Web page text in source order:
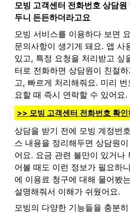
모빙 고객센터 전화번호 상담원
두니 든든하더라고요
모빙 서비스를 이용하다 보면
문의사항이 생기게 돼요. 앱 사
있고, 특정 요청을 처리받고 싶
터로 전화하면 상담원이 친절
고, 빠르게 처리해줘요. 미리
요할 때 즉시 연락할 수 있어요.
>> 모빙 고객센터 전화번호 확인
상담을 받기 전에 모빙 계정번
스 내용을 정리해두면 상담원
어요. 요금 관련 불만이 있거나
어볼 때도 이런 정보가 필요하
에 이용료 청구에 대해 물어봤
설명해줘서 이해가 쉬웠어요.
모빙의 다양한 기능들을 충분